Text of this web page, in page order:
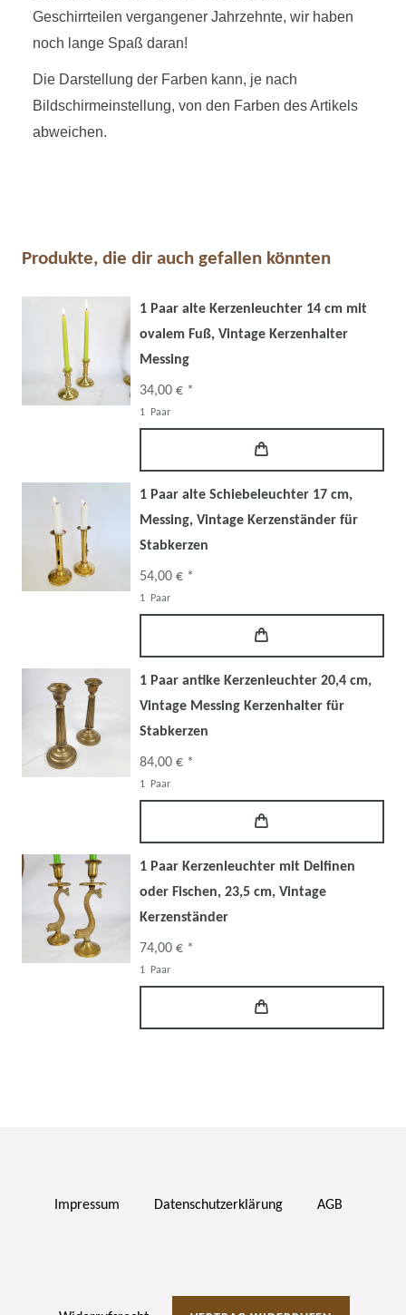
Geschirrteilen vergangener Jahrzehnte, wir haben
noch lange Spaß daran!
Die Darstellung der Farben kann, je nach
Bildschirmeinstellung, von den Farben des Artikels
abweichen.
Produkte, die dir auch gefallen könnten
1 Paar alte Kerzenleuchter 14 cm mit
ovalem Fuß, Vintage Kerzenhalter
Messing
34,00 € *
1 Paar
1 Paar alte Schiebeleuchter 17 cm,
Messing, Vintage Kerzenständer für
Stabkerzen
54,00 € *
1 Paar
1 Paar antike Kerzenleuchter 20,4 cm,
Vintage Messing Kerzenhalter für
Stabkerzen
84,00 € *
1 Paar
1 Paar Kerzenleuchter mit Delfinen
oder Fischen, 23,5 cm, Vintage
Kerzenständer
74,00 € *
1 Paar
Impressum Daten­schutz­erklärung AGB